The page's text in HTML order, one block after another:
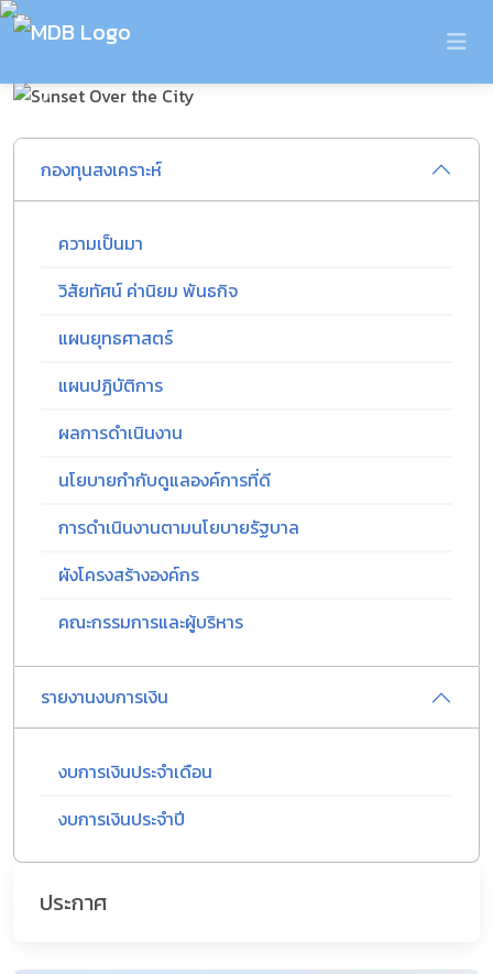
Previous
กองทุนสงเคราะห์
ความเป็นมา
วิสัยทัศน์ ค่านิยม พันธกิจ
แผนยุทธศาสตร์
แผนปฏิบัติการ
ผลการดำเนินงาน
นโยบายกำกับดูแลองค์การที่ดี
การดำเนินงานตามนโยบายรัฐบาล
ผังโครงสร้างองค์กร
คณะกรรมการและผู้บริหาร
รายงานงบการเงิน
งบการเงินประจำเดือน
งบการเงินประจำปี
ประกาศ